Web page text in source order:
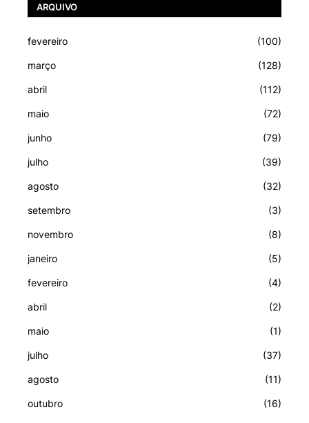
ARQUIVO
fevereiro (100)
março (128)
abril (112)
maio (72)
junho (79)
julho (39)
agosto (32)
setembro (3)
novembro (8)
janeiro (5)
fevereiro (4)
abril (2)
maio (1)
julho (37)
agosto (11)
outubro (16)